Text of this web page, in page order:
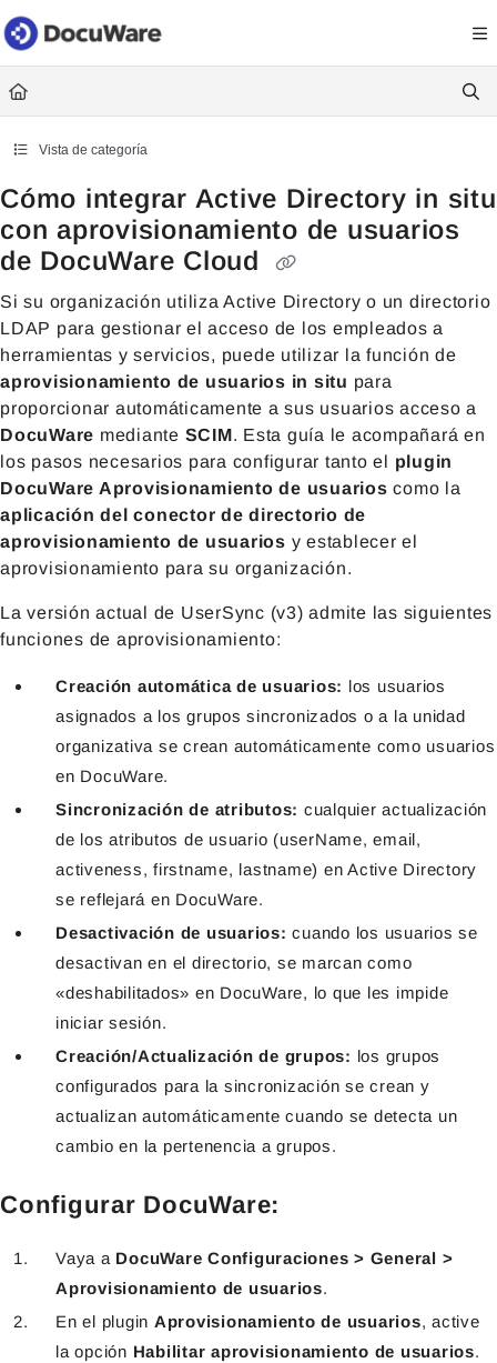
Documentation Index
Fetch the complete documentation index at: https://
Use this file to discover all available pages before exploring further.
Vista de categoría
Cómo integrar Active Directory in situ
con aprovisionamiento de usuarios
de DocuWare Cloud
Si su organización utiliza Active Directory o un directorio
LDAP para gestionar el acceso de los empleados a
herramientas y servicios, puede utilizar la función de
aprovisionamiento de usuarios in situ para
proporcionar automáticamente a sus usuarios acceso a
DocuWare mediante SCIM. Esta guía le acompañará en
los pasos necesarios para configurar tanto el plugin
DocuWare Aprovisionamiento de usuarios como la
aplicación del conector de directorio de
aprovisionamiento de usuarios y establecer el
aprovisionamiento para su organización.
La versión actual de UserSync (v3) admite las siguientes
funciones de aprovisionamiento:
Creación automática de usuarios: los usuarios
asignados a los grupos sincronizados o a la unidad
organizativa se crean automáticamente como usuarios
en DocuWare.
Sincronización de atributos: cualquier actualización
de los atributos de usuario (userName, email,
activeness, firstname, lastname) en Active Directory
se reflejará en DocuWare.
Desactivación de usuarios: cuando los usuarios se
desactivan en el directorio, se marcan como
«deshabilitados» en DocuWare, lo que les impide
iniciar sesión.
Creación/Actualización de grupos: los grupos
configurados para la sincronización se crean y
actualizan automáticamente cuando se detecta un
cambio en la pertenencia a grupos.
Configurar DocuWare:
Vaya a DocuWare Configuraciones > General >
Aprovisionamiento de usuarios.
En el plugin Aprovisionamiento de usuarios, active
la opción Habilitar aprovisionamiento de usuarios.